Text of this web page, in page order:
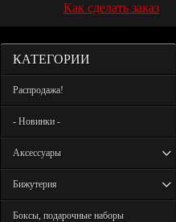
Как сделать заказ
КАТЕГОРИИ
Распродажа!
- Новинки -
Аксессуары
Бижутерия
Боксы, подарочные наборы